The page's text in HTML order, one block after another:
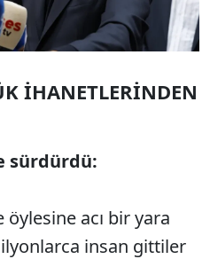
İHANETLERİNDEN
sürdürdü:
acı bir yara
insan gittiler